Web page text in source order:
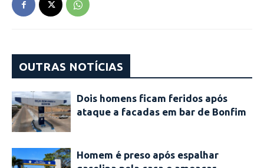
OUTRAS NOTÍCIAS
Dois homens ficam feridos após
ataque a facadas em bar de Bonfim
Homem é preso após espalhar